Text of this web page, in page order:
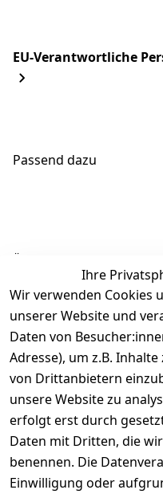
EU-Verantwortliche
Passend dazu
Ähnliche Produkte
Ihre
Wir verwenden Cookies
unserer Website und
Daten von
Adresse), um z.B.
von Drittanbietern
unsere Website zu
erfolgt erst durch
Daten mit Dritten, die
benennen. Die
Einwilligung oder
Rechtliches
AGB
Impressum
Datenschutze
rklärung
Über uns
Kontakt
Kataloge
Download